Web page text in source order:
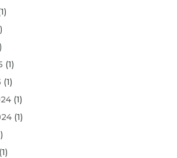
(1)
(1)
(1)
(1)